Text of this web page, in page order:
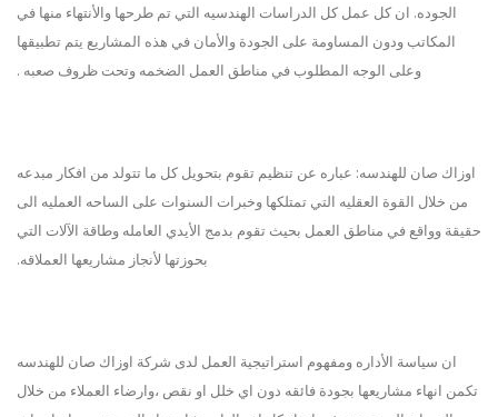
الجوده. ان كل عمل كل الدراسات الهندسيه التي تم طرحها والأنتهاء منها في
المكاتب ودون المساومة على الجودة والأمان في هذه المشاريع يتم تطبيقها
وعلى الوجه المطلوب في مناطق العمل الضخمه وتحت ظروف صعبه .
اوزاك صان للهندسه: عباره عن تنظيم تقوم بتحويل كل ما تتولد من افكار مبدعه
من خلال القوة العقليه التي تمتلكها وخبرات السنوات على الساحه العمليه الى
حقيقة وواقع في مناطق العمل بحيث تقوم بدمج الأيدي العامله وطاقة الآلات التي
بحوزتها لأنجاز مشاريعها العملاقه.
ان سياسة الأداره ومفهوم استراتيجية العمل لدى شركة اوزاك صان للهندسه
تكمن انهاء مشاريعها بجودة فائقه دون اي خلل او نقص ،وارضاء العملاء من خلال